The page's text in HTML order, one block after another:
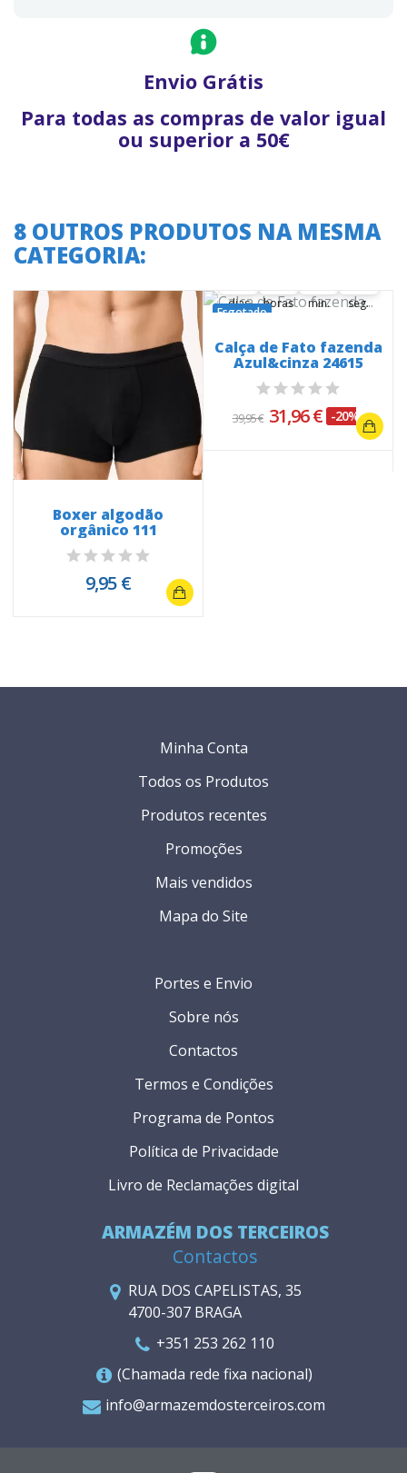
Envio Grátis
Para todas as compras de valor igual
ou superior a 50€
8 OUTROS PRODUTOS NA MESMA
CATEGORIA:
Boxer algodão
orgânico 111
9,95 €
A oferta termina em:
dias horas min. seg.
Esgotado
Calça de Fato fazenda
Azul&cinza 24615
39,95 € 31,96 € -20%
ARMAZÉM DOS TERCEIROS
Contactos
RUA DOS CAPELISTAS, 35
4700-307 BRAGA
+351 253 262 110
(Chamada rede fixa nacional)
info@armazemdosterceiros.com
Portes e Envio
Sobre nós
Contactos
Termos e Condições
Programa de Pontos
Política de Privacidade
Livro de Reclamações digital
Minha Conta
Todos os Produtos
Produtos recentes
Promoções
Mais vendidos
Mapa do Site